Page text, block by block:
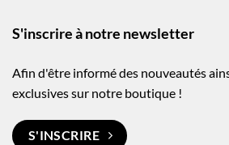
S'inscrire à notre newsletter
Afin d'être informé des nouveautés
exclusives sur notre boutique !
S'INSCRIRE